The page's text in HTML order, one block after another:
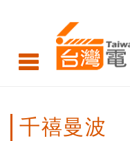
千禧曼波